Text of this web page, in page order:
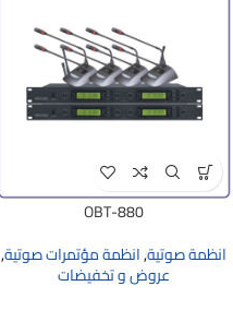
OBT-880
انظمة صوتية,انظمة مؤتمرات صوتية,
عروض و تخفيضات